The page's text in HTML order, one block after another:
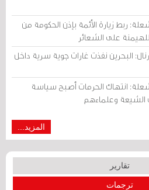
ربط زيارة الأئمة بإذن الحكومة من
على الشعائر
البحرين نفذت غارات جوية سرية داخل
انتهاك الحرمات أصبح سياسة
وعلماءهم
المزيد...
تقارير
ترجمات